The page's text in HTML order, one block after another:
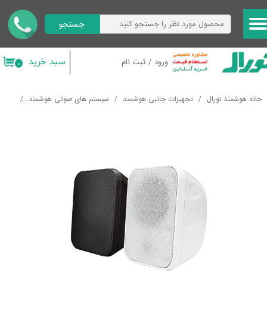
ورود / ثبت نام
حساب کاربری من
تغییر گذر واژه
خروج از حساب کاربری
جستجو
۰ سبد خرید
خانه هوشمند نورال تجهیزات جانبی هوشمند سیستم های صوتی هوشمند